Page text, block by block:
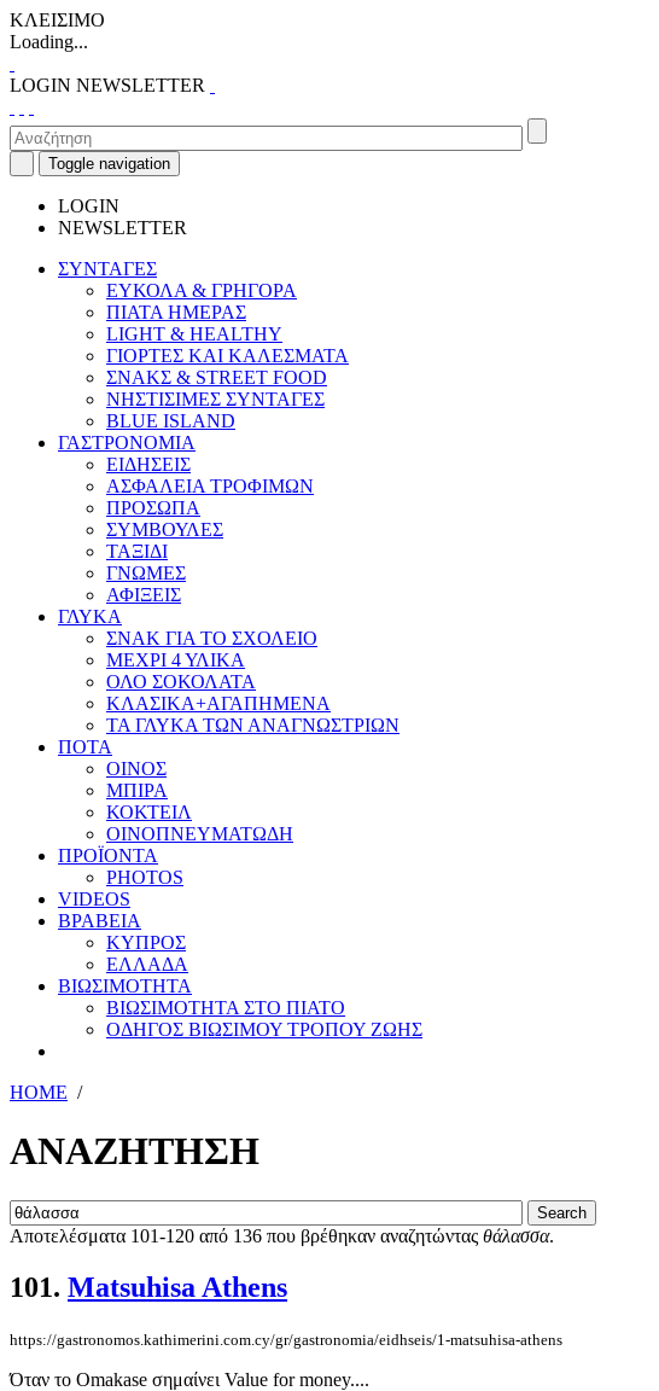
ΚΛΕΙΣΙΜΟ
Loading...
LOGIN NEWSLETTER
Toggle navigation
LOGIN
NEWSLETTER
ΣΥΝΤΑΓΕΣ
ΕΥΚΟΛΑ & ΓΡΗΓΟΡΑ
ΠΙΑΤΑ ΗΜΕΡΑΣ
LIGHT & HEALTHY
ΓΙΟΡΤΕΣ ΚΑΙ ΚΑΛΕΣΜΑΤΑ
ΣΝΑΚΣ & STREET FOOD
ΝΗΣΤΙΣΙΜΕΣ ΣΥΝΤΑΓΕΣ
BLUE ISLAND
ΓΑΣΤΡΟΝΟΜΙΑ
ΕΙΔΗΣΕΙΣ
ΑΣΦΑΛΕΙΑ ΤΡΟΦΙΜΩΝ
ΠΡΟΣΩΠΑ
ΣΥΜΒΟΥΛΕΣ
ΤΑΞΙΔΙ
ΓΝΩΜΕΣ
ΑΦΙΞΕΙΣ
ΓΛΥΚΑ
ΣΝΑΚ ΓΙΑ ΤΟ ΣΧΟΛΕΙΟ
ΜΕΧΡΙ 4 ΥΛΙΚΑ
ΟΛΟ ΣΟΚΟΛΑΤΑ
ΚΛΑΣΙΚΑ+ΑΓΑΠΗΜΕΝΑ
ΤΑ ΓΛΥΚΑ ΤΩΝ ΑΝΑΓΝΩΣΤΡΙΩΝ
ΠΟΤΑ
ΟΙΝΟΣ
ΜΠΙΡΑ
ΚΟΚΤΕΙΛ
ΟΙΝΟΠΝΕΥΜΑΤΩΔΗ
ΠΡΟΪΟΝΤΑ
PHOTOS
VIDEOS
ΒΡΑΒΕΙΑ
ΚΥΠΡΟΣ
ΕΛΛΑΔΑ
ΒΙΩΣΙΜΟΤΗΤΑ
ΒΙΩΣΙΜΟΤΗΤΑ ΣΤΟ ΠΙΑΤΟ
ΟΔΗΓΟΣ ΒΙΩΣΙΜΟΥ ΤΡΟΠΟΥ ΖΩΗΣ
HOME /
ΑΝΑΖΗΤΗΣΗ
Αποτελέσματα 101-120 από 136 που βρέθηκαν αναζητώντας θάλασσα.
101. Matsuhisa Athens
https://gastronomos.kathimerini.com.cy/gr/gastronomia/eidhseis/1-matsuhisa-athens
Όταν το Omakase σημαίνει Value for money....